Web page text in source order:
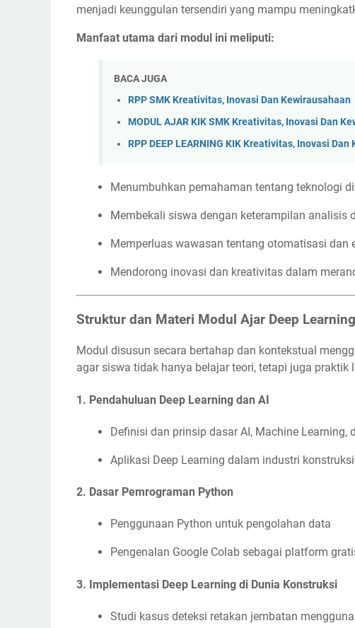
menjadi keunggulan tersendiri yang mampu
Manfaat utama dari modul ini meliputi:
BACA JUGA
RPP SMK Kreativitas, Inovasi Dan Kewirausahaan
MODUL AJAR KIK SMK Kreativitas, Inovasi Dan
RPP DEEP LEARNING KIK Kreativitas, Inovasi
Menumbuhkan pemahaman tentang teknologi
Membekali siswa dengan keterampilan analisis
Memperluas wawasan tentang otomatisasi dan
Mendorong inovasi dan kreativitas dalam
Struktur dan Materi Modul Ajar Deep Learning
Modul disusun secara bertahap dan kontekstual
agar siswa tidak hanya belajar teori, tetapi juga praktik
1. Pendahuluan Deep Learning dan AI
Definisi dan prinsip dasar AI, Machine Learning,
Aplikasi Deep Learning dalam industri
2. Dasar Pemrograman Python
Penggunaan Python untuk pengolahan data
Pengenalan Google Colab sebagai platform
3. Implementasi Deep Learning di Dunia Konstruksi
Studi kasus deteksi retakan jembatan